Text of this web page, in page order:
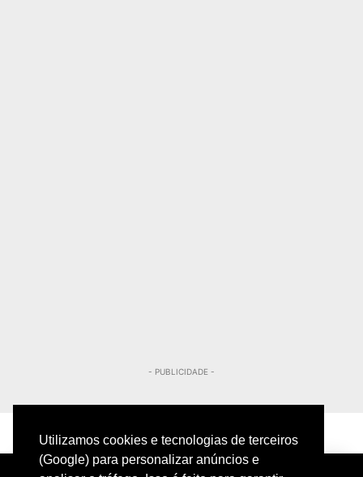
Utilizamos cookies e tecnologias de terceiros
(Google) para personalizar anúncios e
- PUBLICIDADE -